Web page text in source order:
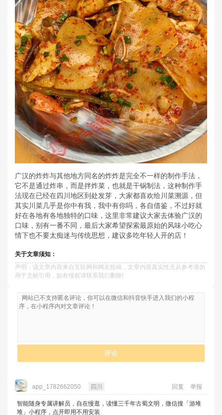
广汉的炸炸与其他地方同名的炸炸是完全不一样的制作手法，
它不是通过炸串，而是拌炸菜，也就是干锅制法，这种制作手
法现在已经在四川地区到处发芽，大家都喜欢给川菜溯源，但
其实川菜几乎是你中有我，我中有你吗，各自借鉴，不过好就
好在各地有各地独特的口味，这里非常建议大家去体验广汉的
口味，别有一番不同，最后大家希望探索最原始的风味小吃心
情下也不要太痴迷与传统思想，建议多吃年轻人开的店！
关于文章须知：
声明：该文章内容来自互联网和网友投稿，文章内容真实性无从参考请勿
用于文献引用，如有侵权请联系我们删除!
评论
app_1782662050 四川 回复 举报
智能随身专属讲解员，自在慢逛，读懂三千年古蜀文明，微信搜「游堆
堆」小程序，点开即用不用安装